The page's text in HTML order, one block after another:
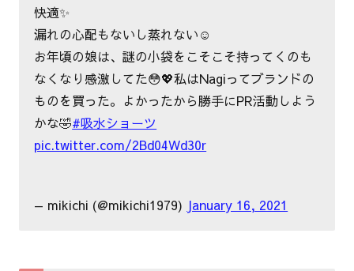
快適✨
漏れの心配もないし蒸れない☺️
お年頃の娘は、謎の小袋をこそこそ持ってくのも
なくなり感激してた😳💖私はNagiってブランドの
ものを買った。よかったから勝手にPR活動しよう
かな🤣#吸水ショーツ
pic.twitter.com/2Bd04Wd30r
— mikichi (@mikichi1979) January 16, 2021